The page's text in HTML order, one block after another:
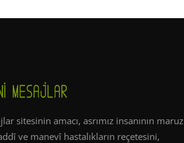
sitesinin amacı, asrımız insanının maruz
ve manevî hastalıkların reçetesini,